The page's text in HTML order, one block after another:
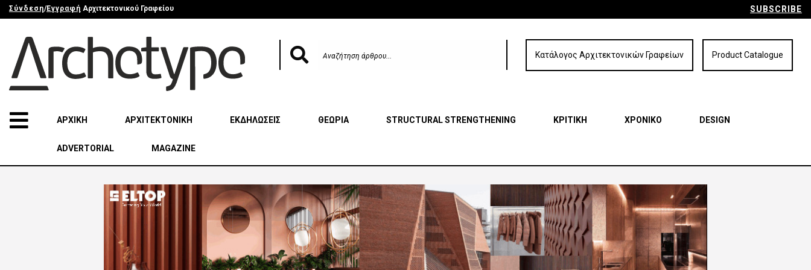
Σύνδεση/Εγγραφή Αρχιτεκτονικού Γραφείου SUBSCRIBE
Κατάλογος Αρχιτεκτονικών Γραφείων Product Catalogue
ΑΡΧΙΚΗ ΑΡΧΙΤΕΚΤΟΝΙΚΗ ΕΚΔΗΛΩΣΕΙΣ ΘΕΩΡΙΑ STRUCTURAL STRENGTHENING ΚΡΙΤΙΚΗ ΧΡΟΝΙΚΟ DESIGN
ADVERTORIAL MAGAZINE